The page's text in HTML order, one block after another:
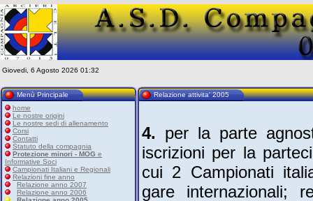
Giovedi, 6 Agosto 2026 01:32
Menù Principale
home
Le nostre origini
Le nostre sedi di allenamento
Corsi
Contatti
Statuto della compagnia
Protezione minori - MOG e
Informative Soci
Campionati Italiani e Regionali
Relazioni fine anno
Relazione anno 2007
Relazione anno 2006
Relazione attivita' 2005
4. per la parte
iscrizioni per la
cui 2 Campionati
gare internazionali;